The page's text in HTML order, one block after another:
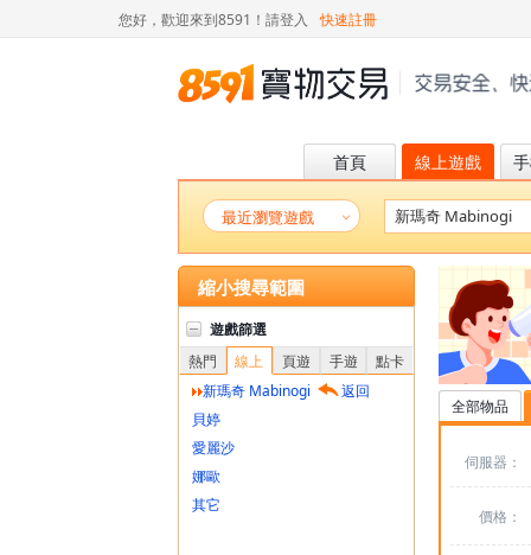
您好，歡迎來到8591！ 請登入 快速註冊
首頁 線上遊戲
最近瀏覽遊戲
縮小搜尋範圍
遊戲篩選
熱門
線上 頁遊 手遊
點卡
新瑪奇 Mabinogi
返回
貝婷
愛麗沙
娜歐
其它
全部物品
伺服器：
價格：